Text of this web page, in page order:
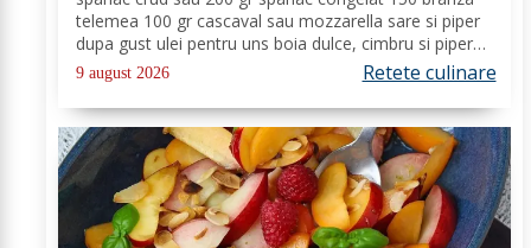
telemea 100 gr cascaval sau mozzarella sare si piper
dupa gust ulei pentru uns boia dulce, cimbru si piper
alb pentru crusta vin alb (150 ml) Mod de Preparare:
Spalam carnea si o tamponam cu un...
9 august 2026 Retete culinare